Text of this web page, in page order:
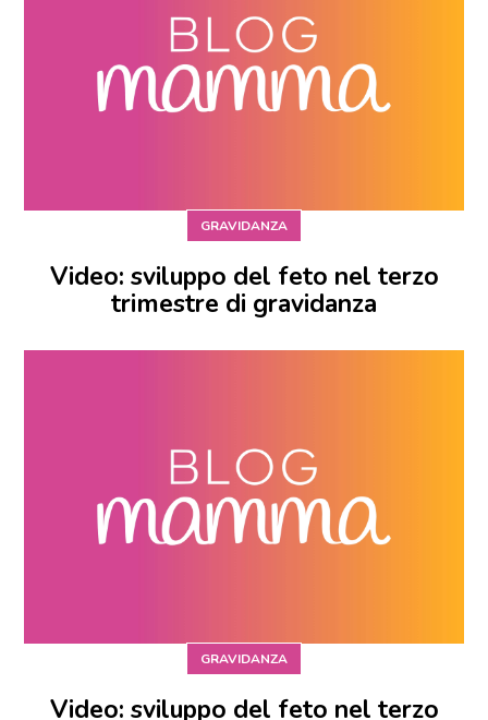
GRAVIDANZA
Video: sviluppo del feto nel terzo
trimestre di gravidanza
GRAVIDANZA
Video: sviluppo del feto nel terzo